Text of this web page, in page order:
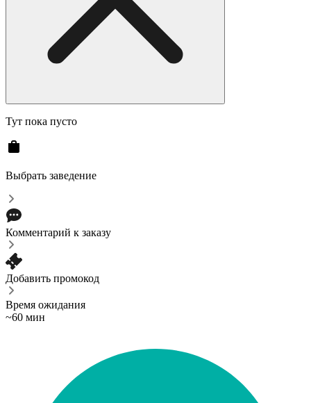
Тут пока пусто
Выбрать заведение
Комментарий к заказу
Добавить промокод
Время ожидания
~60 мин